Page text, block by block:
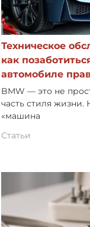
Техническое
как
автомобиле
BMW — это не
часть стиля жизни.
«машина
Статьи